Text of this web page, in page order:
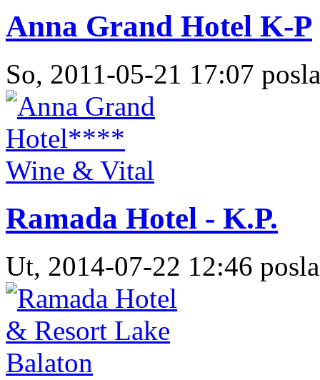
Anna Grand Hotel K-P
So, 2011-05-21 17:07
Ramada Hotel - K.P.
Ut, 2014-07-22 12:46